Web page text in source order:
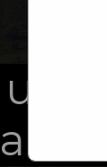
11